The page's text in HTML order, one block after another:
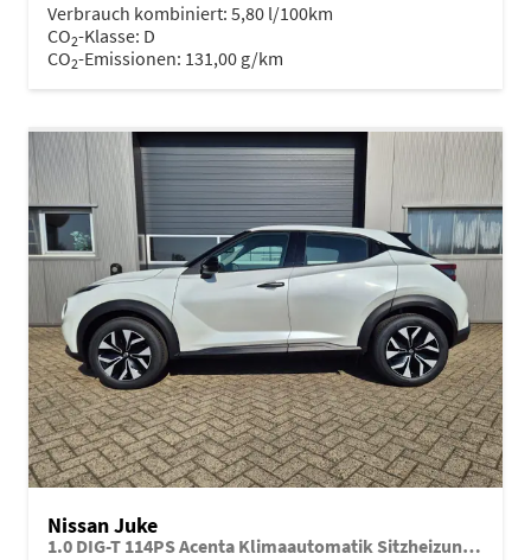
Verbrauch kombiniert: 5,80 l/100km
CO2-Klasse: D
CO2-Emissionen: 131,00 g/km
Nissan Juke
1.0 DIG-T 114PS Acenta Klimaautomatik Sitzheizung Rückf.Kamera Bluetooth Touchscreen wireless Apple CarPlay Android Auto